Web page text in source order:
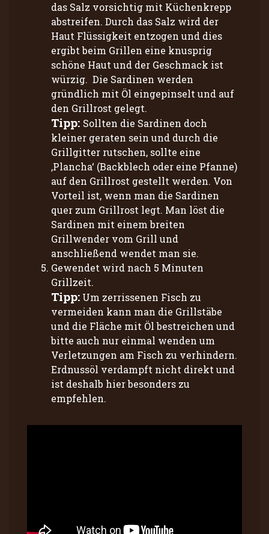
das Salz vorsichtig mit Küchenkrepp
abstreifen. Durch das Salz wird der
Haut Flüssigkeit entzogen und dies
ergibt beim Grillen eine knusprig
schöne Haut und der Geschmack ist
würzig. Die Sardinen werden
gründlich mit Öl eingepinselt und auf
den Grillrost gelegt.
Tipp: Sollten die Sardinen doch
kleiner geraten sein und durch die
Grillgitter rutschen, sollte eine
‚Plancha‘ (Backblech oder eine Pfanne)
auf den Grillrost gestellt werden. Von
Vorteil ist, wenn man die Sardinen
quer zum Grillrost legt. Man löst die
Sardinen mit einem breiten
Grillwender vom Grill und
anschließend wendet man sie.
Gewendet wird nach 5 Minuten
Grillzeit.
Tipp: Um zerrissenen Fisch zu
vermeiden kann man die Grillstäbe
und die Fläche mit Öl bestreichen und
bitte auch nur einmal wenden um
Verletzungen am Fisch zu verhindern.
Erdnussöl verdampft nicht direkt und
ist deshalb hier besonders zu
empfehlen.